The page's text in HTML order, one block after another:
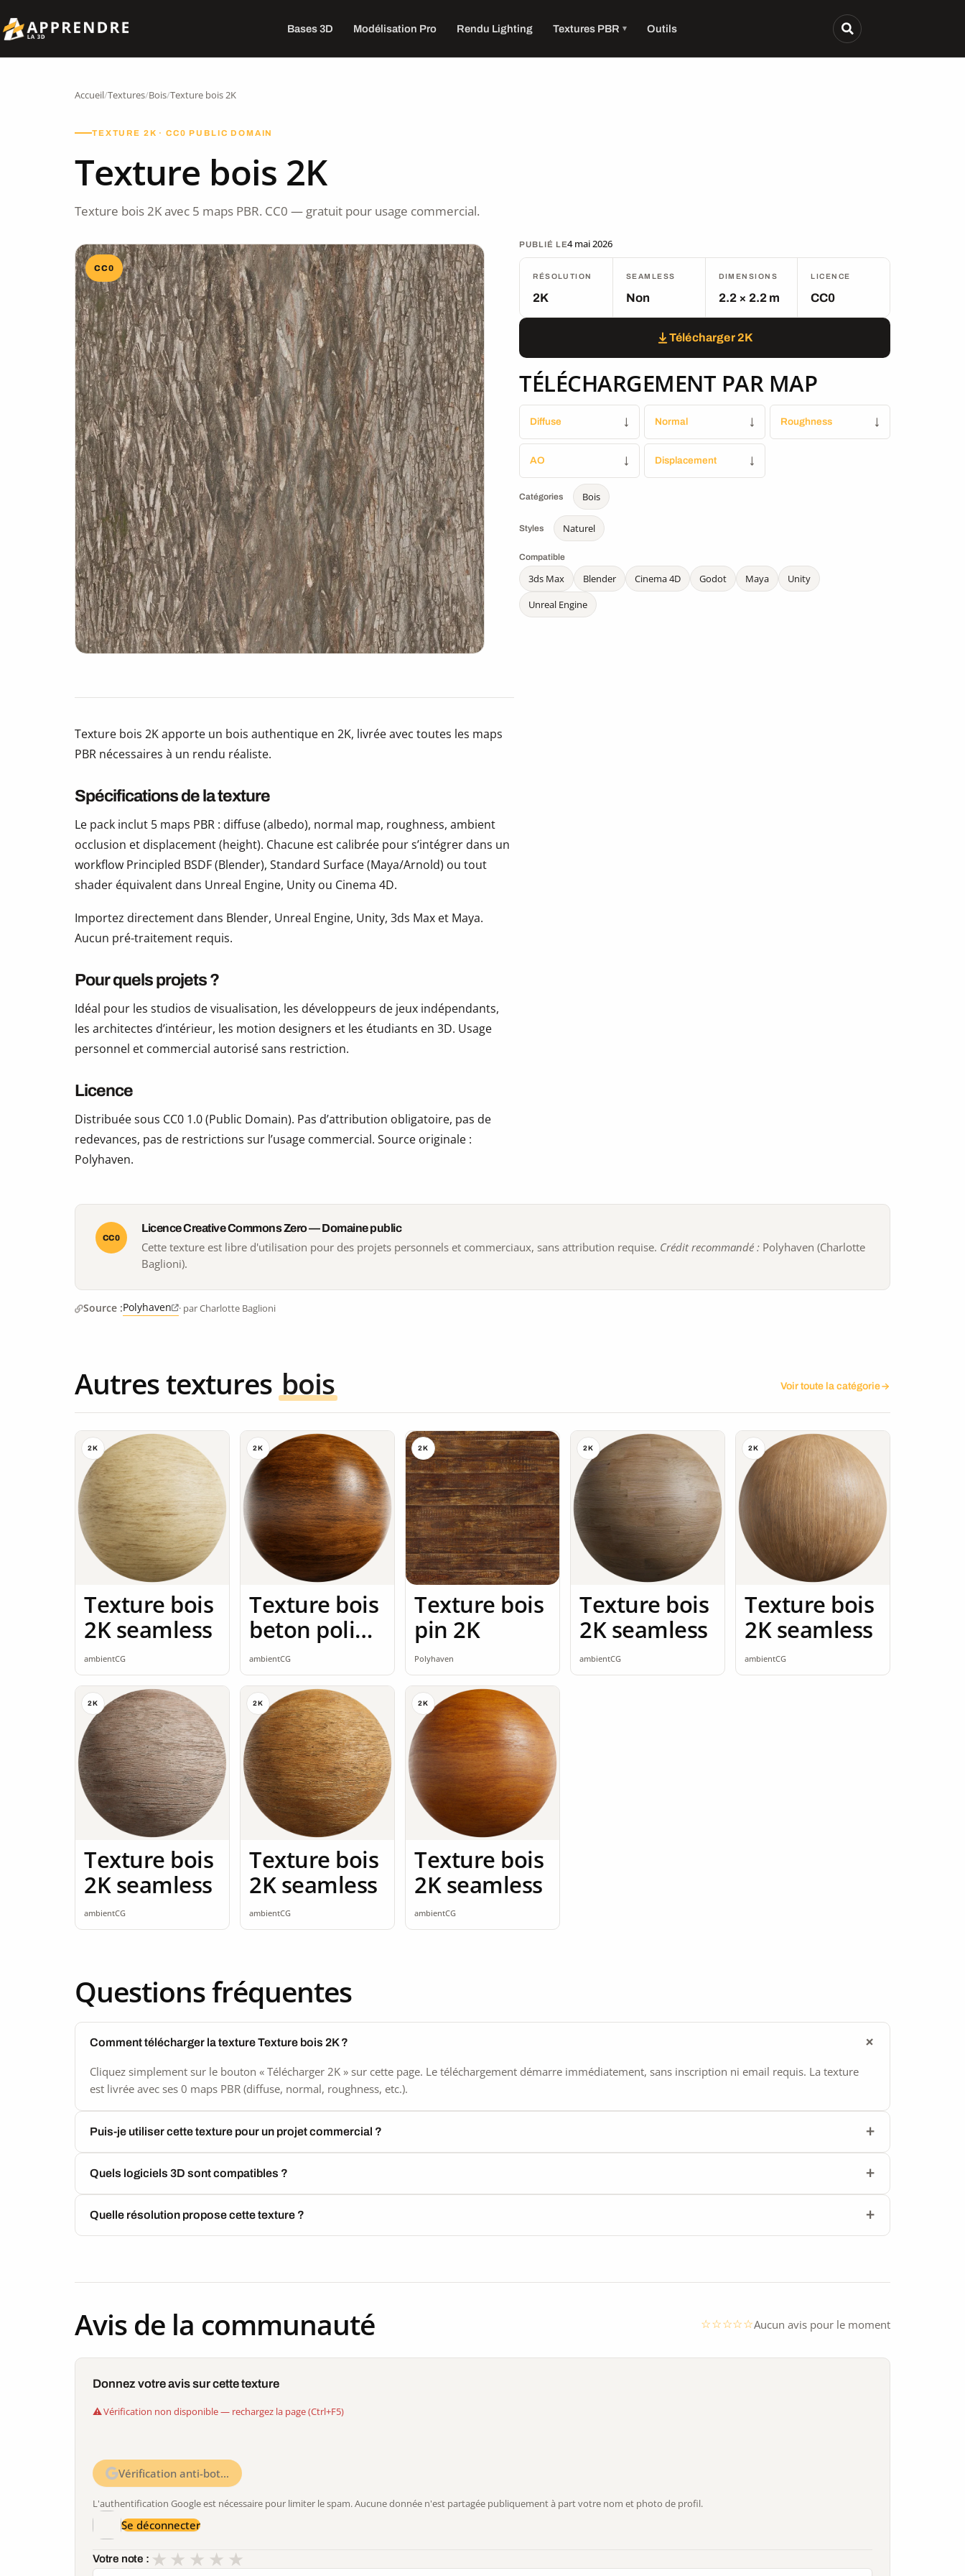
Bases 3D Modélisation Pro Rendu Lighting Textures PBR Outils
Accueil/Textures/Bois/Texture bois 2K
TEXTURE 2K · CC0 PUBLIC DOMAIN
Texture bois 2K
Texture bois 2K avec 5 maps PBR. CC0 — gratuit pour usage commercial.
CC0
PUBLIÉ LE4 mai 2026
RÉSOLUTION
2K
SEAMLESS
Non
DIMENSIONS
2.2 × 2.2 m
LICENCE
CC0
Télécharger 2K
TÉLÉCHARGEMENT PAR MAP
Diffuse ↓ Normal ↓ Roughness ↓
AO ↓ Displacement ↓
Catégories Bois
Styles Naturel
Compatible
3ds Max Blender Cinema 4D Godot Maya
Unity
Unreal Engine
Texture bois 2K apporte un bois authentique en 2K, livrée avec toutes les maps
PBR nécessaires à un rendu réaliste.
Spécifications de la texture
Le pack inclut 5 maps PBR : diffuse (albedo), normal map, roughness, ambient
occlusion et displacement (height). Chacune est calibrée pour s’intégrer dans un
workflow Principled BSDF (Blender), Standard Surface (Maya/Arnold) ou tout
shader équivalent dans Unreal Engine, Unity ou Cinema 4D.
Importez directement dans Blender, Unreal Engine, Unity, 3ds Max et Maya.
Aucun pré-traitement requis.
Pour quels projets ?
Idéal pour les studios de visualisation, les développeurs de jeux indépendants,
les architectes d’intérieur, les motion designers et les étudiants en 3D. Usage
personnel et commercial autorisé sans restriction.
Licence
Distribuée sous CC0 1.0 (Public Domain). Pas d’attribution obligatoire, pas de
redevances, pas de restrictions sur l’usage commercial. Source originale :
Polyhaven.
CC0
Licence Creative Commons Zero — Domaine public
Cette texture est libre d'utilisation pour des projets personnels et commerciaux, sans attribution requise. Crédit recommandé : Polyhaven (Charlotte
Baglioni).
Source :Polyhaven · par Charlotte Baglioni
Autres textures bois Voir toute la catégorie
2K
Texture bois
2K seamless
ambientCG
2K
Texture bois
beton poli
2K seamless
ambientCG
2K
Texture bois
pin 2K
Polyhaven
2K
Texture bois
2K seamless
ambientCG
2K
Texture bois
2K seamless
ambientCG
2K
Texture bois
2K seamless
ambientCG
2K
Texture bois
2K seamless
ambientCG
2K
Texture bois
2K seamless
ambientCG
Questions fréquentes
Comment télécharger la texture Texture bois 2K ?
Cliquez simplement sur le bouton « Télécharger 2K » sur cette page. Le téléchargement démarre immédiatement, sans inscription ni email requis. La texture
est livrée avec ses 0 maps PBR (diffuse, normal, roughness, etc.).
Puis-je utiliser cette texture pour un projet commercial ?
Quels logiciels 3D sont compatibles ?
Quelle résolution propose cette texture ?
Avis de la communauté Aucun avis pour le moment
Donnez votre avis sur cette texture
Vérification non disponible — rechargez la page (Ctrl+F5)
Vérification anti-bot…
L'authentification Google est nécessaire pour limiter le spam. Aucune donnée n'est partagée publiquement à part votre nom et photo de profil.
Se déconnecter
Votre note : ★
★
★
★
★